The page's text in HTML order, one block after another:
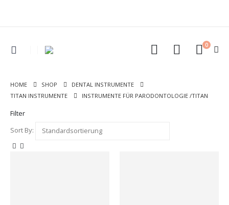
0
HOME SHOP
DENTAL INSTRUMENTE
TITAN INSTRUMENTE
INSTRUMENTE FÜR PARODONTOLOGIE /TITAN
Filter
Sort By: